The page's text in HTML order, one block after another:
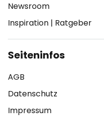
Newsroom
Inspiration | Ratgeber
Seiteninfos
AGB
Datenschutz
Impressum